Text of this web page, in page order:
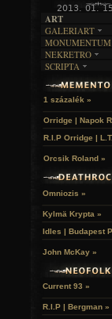
2013. 01.
ART
GALERIART
ARTGALERI
LAKÁSKULTS
MONUMENTUM
TEMETŐK
TEMPLOMOK
VÁRAK
HELYEK
NEKRETRO
SZUBKULT
FEKETE
RELIKVIÁK
SCRIPTA
NOVELLÁK
VERSEK
1 százalék »
Orridge | Napok
R.I.P Orridge |
Orcsik Roland »
Omniozis »
Kylmä Krypta »
Idles | Budapest
John McKay »
Current 93 »
R.I.P | Bergman »